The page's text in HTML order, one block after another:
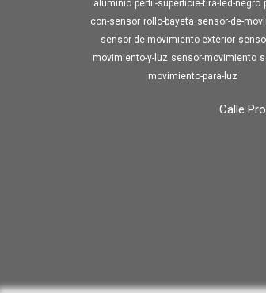
aluminio perfil-superficie-tira-led-negro
con-sensor rollo-bayeta sensor-de-
sensor-de-movimiento-exterior
movimiento-y-luz sensor-movimiento
movimiento-para-luz
Calle